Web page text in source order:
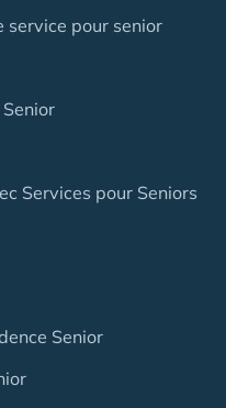
service pour senior
Services pour Seniors
Senior